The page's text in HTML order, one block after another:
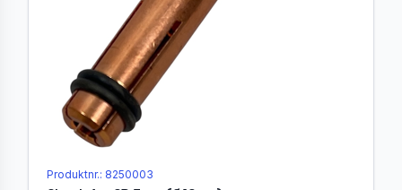
Produktnr.: 8250003